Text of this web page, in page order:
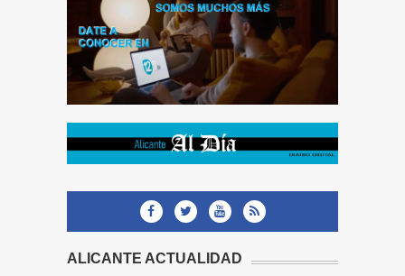
ALICANTE ACTUALIDAD